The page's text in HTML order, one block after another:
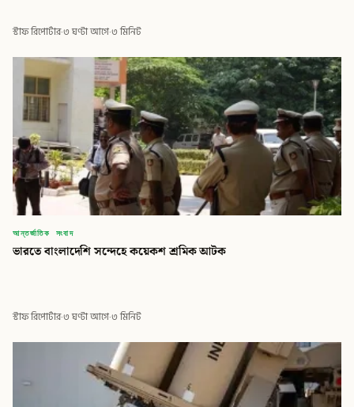
স্টাফ রিপোর্টার·৩ ঘণ্টা আগে·৩ মিনিট
আন্তর্জাতিক সংবাদ
ভারতে বাংলাদেশি সন্দেহে কয়েকশ শ্রমিক আটক
স্টাফ রিপোর্টার·৩ ঘণ্টা আগে·৩ মিনিট